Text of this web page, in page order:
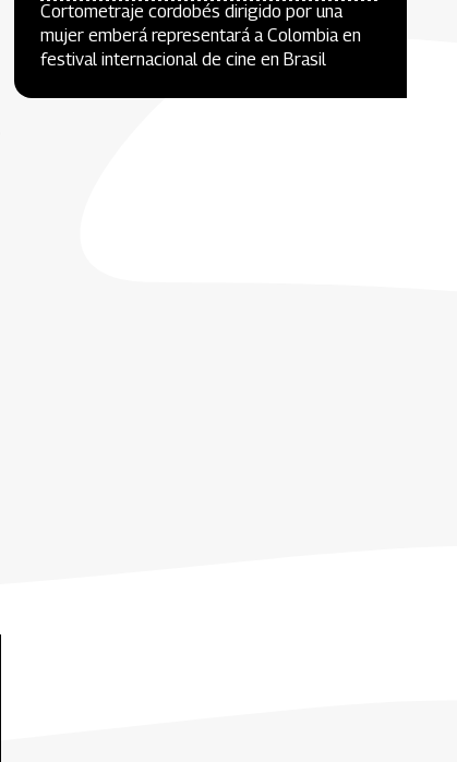
Cortometraje cordobés dirigido por una
mujer emberá representará a Colombia en
festival internacional de cine en Brasil